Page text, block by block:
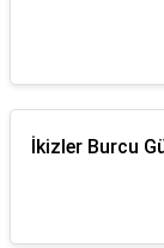
İkizler Burcu